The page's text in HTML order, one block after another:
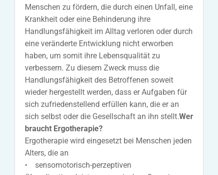
Menschen zu fördern, die durch einen Unfall, eine
Krankheit oder eine Behinderung ihre
Handlungsfähigkeit im Alltag verloren oder durch
eine veränderte Entwicklung nicht erworben
haben, um somit ihre Lebensqualität zu
verbessern. Zu diesem Zweck muss die
Handlungsfähigkeit des Betroffenen soweit
wieder hergestellt werden, dass er Aufgaben für
sich zufriedenstellend erfüllen kann, die er an
sich selbst oder die Gesellschaft an ihn stellt.Wer
braucht Ergotherapie?
Ergotherapie wird eingesetzt bei Menschen jeden
Alters, die an
• sensomotorisch-perzeptiven